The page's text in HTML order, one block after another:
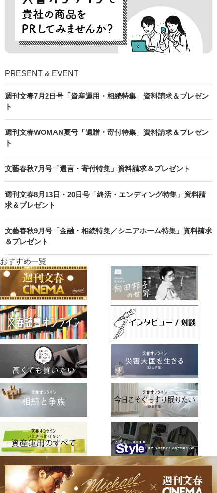
PRESENT & EVENT
週刊文春7月2日号「資産運用・相続特集」資料請求＆プレゼン
ト
週刊文春WOMAN夏号「遺贈・寄付特集」資料請求＆プレゼン
ト
文藝春秋7月号「遺言・寄付特集」資料請求＆プレゼント
週刊文春8月13日・20日号「終活・エンディング特集」資料請
求＆プレゼント
文藝春秋9月号「金融・相続特集／シニアホーム特集」資料請求
＆プレゼント
おすすめ一覧